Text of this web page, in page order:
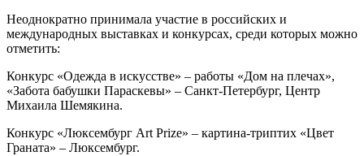
Неоднократно принимала участие в российских и
международных выставках и конкурсах, среди которых можно
отметить:
Конкурс «Одежда в искусстве» – работы «Дом на плечах»,
«Забота бабушки Параскевы» – Санкт-Петербург, Центр
Михаила Шемякина.
Конкурс «Люксембург Art Prize» – картина-триптих «Цвет
Граната» – Люксембург.